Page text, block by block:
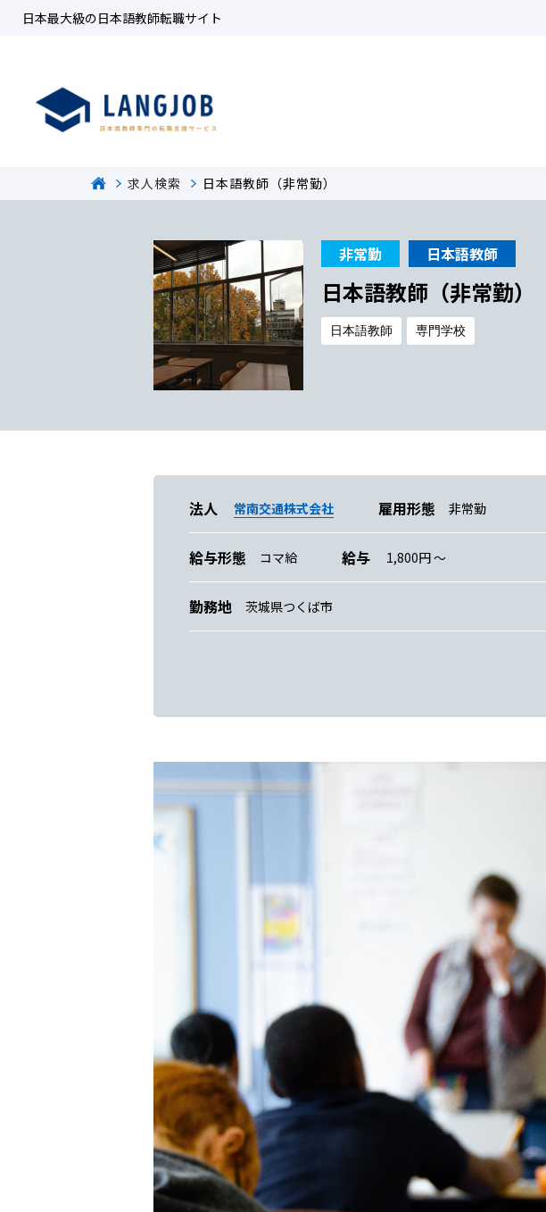
日本最大級の日本語教師転職サイト
求人検索 日本語教師（非常勤）
非常勤 日本語教師
日本語教師（非常勤）
日本語教師 専門学校
法人 常南交通株式会社 雇用形態 非常勤
給与形態 コマ給 給与 1,800円 〜
勤務地 茨城県つくば市